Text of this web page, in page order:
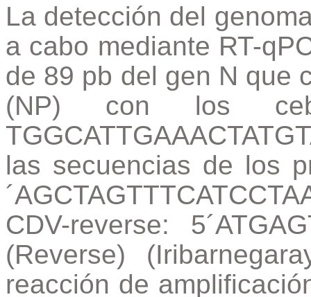
La detección del
a cabo mediante RT-
de 89 pb del gen N que
(NP) con los
las secuencias de los
CDV-reverse:
(Reverse)
reacción de